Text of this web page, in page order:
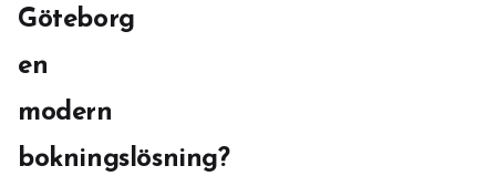
Göteborg
en
modern
bokningslösning?